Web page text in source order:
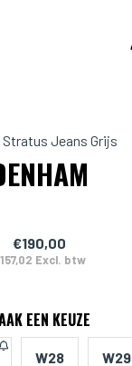
Stratus Jeans Grijs
€190,00
Excl. btw
EEN KEUZE
W28 W29